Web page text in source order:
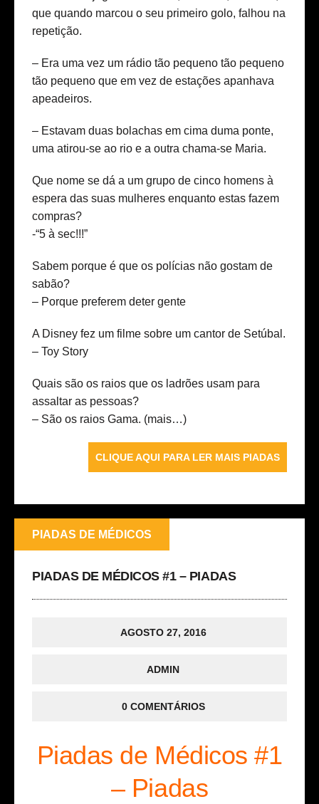
que quando marcou o seu primeiro golo, falhou na
repetição.
– Era uma vez um rádio tão pequeno tão pequeno
tão pequeno que em vez de estações apanhava
apeadeiros.
– Estavam duas bolachas em cima duma ponte,
uma atirou-se ao rio e a outra chama-se Maria.
Que nome se dá a um grupo de cinco homens à
espera das suas mulheres enquanto estas fazem
compras?
-“5 à sec!!!”
Sabem porque é que os polícias não gostam de
sabão?
– Porque preferem deter gente
A Disney fez um filme sobre um cantor de Setúbal.
– Toy Story
Quais são os raios que os ladrões usam para
assaltar as pessoas?
– São os raios Gama. (mais…)
CLIQUE AQUI PARA LER MAIS PIADAS
PIADAS DE MÉDICOS
PIADAS DE MÉDICOS #1 – PIADAS
AGOSTO 27, 2016
ADMIN
0 COMENTÁRIOS
Piadas de Médicos #1
– Piadas